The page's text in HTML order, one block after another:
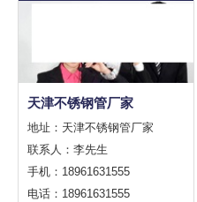
天津不锈钢管厂家
地址：天津不锈钢管厂家
联系人：李先生
手机：18961631555
电话：18961631555